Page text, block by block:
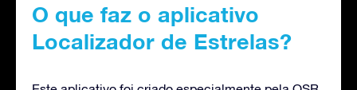
O que faz o aplicativo
Localizador de Estrelas?